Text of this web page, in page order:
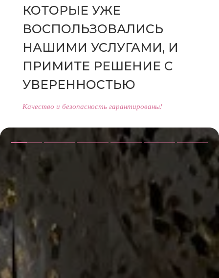
КОТОРЫЕ УЖЕ
ВОСПОЛЬЗОВАЛИСЬ
НАШИМИ УСЛУГАМИ, И
ПРИМИТЕ РЕШЕНИЕ С
УВЕРЕННОСТЬЮ
Качество и безопасность гарантированы!